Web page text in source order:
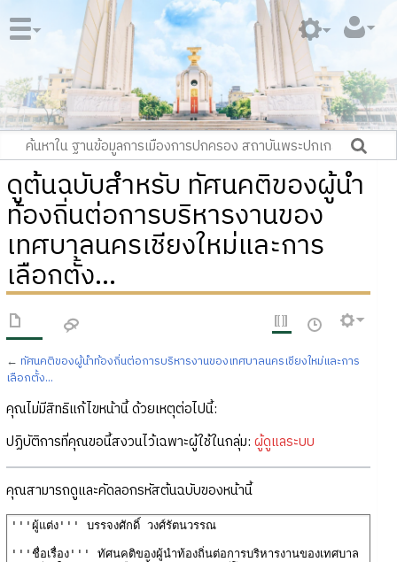
ดูต้นฉบับสำหรับ ทัศนคติของผู้นำ
ท้องถิ่นต่อการบริหารงานของ
เทศบาลนครเชียงใหม่และการ
เลือกตั้ง...
← ทัศนคติของผู้นำท้องถิ่นต่อการบริหารงานของเทศบาลนครเชียงใหม่และการ
เลือกตั้ง...
คุณไม่มีสิทธิแก้ไขหน้านี้ ด้วยเหตุต่อไปนี้:
ปฏิบัติการที่คุณขอนี้สงวนไว้เฉพาะผู้ใช้ในกลุ่ม: ผู้ดูแลระบบ
คุณสามารถดูและคัดลอกรหัสต้นฉบับของหน้านี้